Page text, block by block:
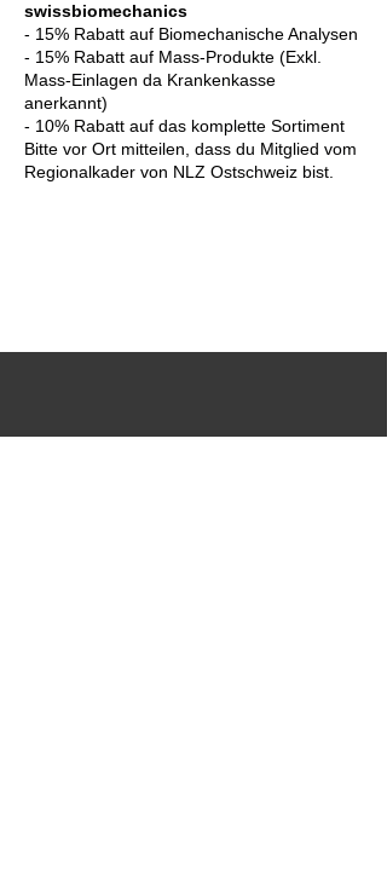
swissbiomechanics
- 15% Rabatt auf Biomechanische Analysen
- 15% Rabatt auf Mass-Produkte (Exkl.
Mass-Einlagen da Krankenkasse
anerkannt)
- 10% Rabatt auf das komplette Sortiment
Bitte vor Ort mitteilen, dass du Mitglied vom
Regionalkader von NLZ Ostschweiz bist.